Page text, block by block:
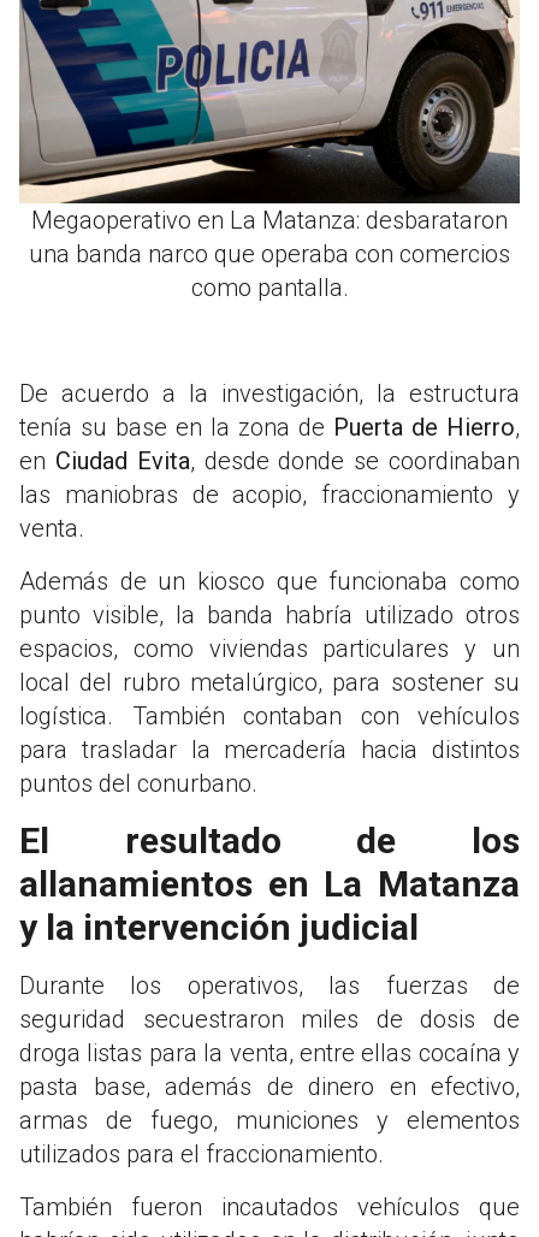
Megaoperativo en La Matanza: desbarataron
una banda narco que operaba con comercios
como pantalla.
De acuerdo a la investigación, la estructura
tenía su base en la zona de Puerta de Hierro,
en Ciudad Evita, desde donde se coordinaban
las maniobras de acopio, fraccionamiento y
venta.
Además de un kiosco que funcionaba como
punto visible, la banda habría utilizado otros
espacios, como viviendas particulares y un
local del rubro metalúrgico, para sostener su
logística. También contaban con vehículos
para trasladar la mercadería hacia distintos
puntos del conurbano.
El resultado de los
allanamientos en La Matanza
y la intervención judicial
Durante los operativos, las fuerzas de
seguridad secuestraron miles de dosis de
droga listas para la venta, entre ellas cocaína y
pasta base, además de dinero en efectivo,
armas de fuego, municiones y elementos
utilizados para el fraccionamiento.
También fueron incautados vehículos que